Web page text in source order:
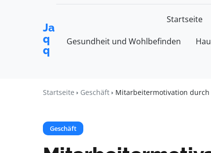
Ja
q
q
Startseite
Gesundheit und Wohlbefinden
Startseite Geschäft Mitarbeitermotivation
Geschäft